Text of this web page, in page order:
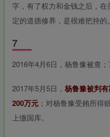
字，有了权力和金钱之后，
定的道德修养，是很难把持的。
7
2016年4月6日，杨鲁豫被查；
2017年5月5日， 杨鲁豫被判
200万元 ；对杨鲁豫受贿所得
上缴国库。